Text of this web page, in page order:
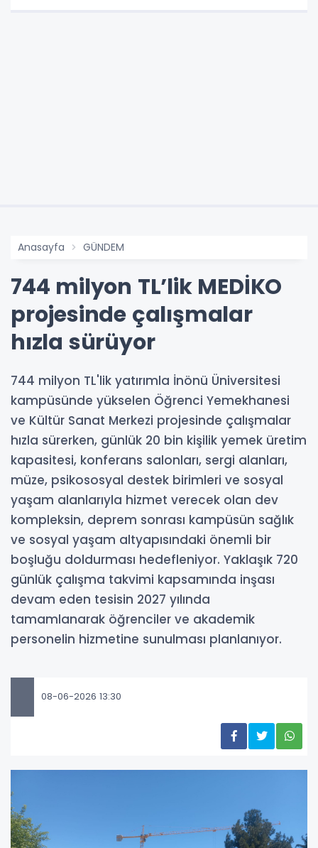
Anasayfa GÜNDEM
744 milyon TL’lik MEDİKO
projesinde çalışmalar
hızla sürüyor
744 milyon TL'lik yatırımla İnönü Üniversitesi
kampüsünde yükselen Öğrenci Yemekhanesi
ve Kültür Sanat Merkezi projesinde çalışmalar
hızla sürerken, günlük 20 bin kişilik yemek üretim
kapasitesi, konferans salonları, sergi alanları,
müze, psikososyal destek birimleri ve sosyal
yaşam alanlarıyla hizmet verecek olan dev
kompleksin, deprem sonrası kampüsün sağlık
ve sosyal yaşam altyapısındaki önemli bir
boşluğu doldurması hedefleniyor. Yaklaşık 720
günlük çalışma takvimi kapsamında inşası
devam eden tesisin 2027 yılında
tamamlanarak öğrenciler ve akademik
personelin hizmetine sunulması planlanıyor.
08-06-2026 13:30